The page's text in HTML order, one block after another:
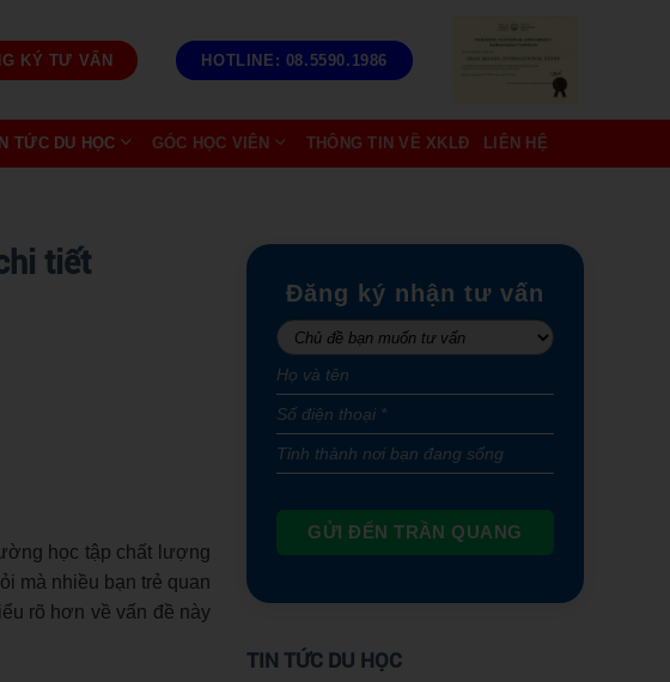
KÝ TƯ VẤN HOTLINE: 08.5590.1986
TỨC DU HỌC GÓC HỌC VIÊN THÔNG TIN VỀ XKLĐ LIÊN HỆ
tiết
học tập chất lượng
mà nhiều bạn trẻ quan
rõ hơn về vấn đề này
Đăng ký nhận tư vấn
GỬI ĐẾN TRẦN QUANG
TIN TỨC DU HỌC